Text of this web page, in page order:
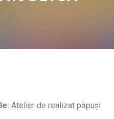
: Atelier de realizat păpuși